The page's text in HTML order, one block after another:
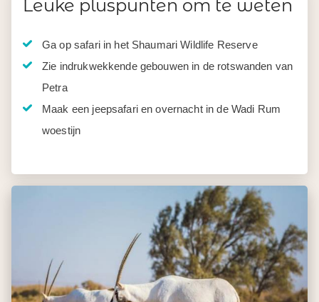
Leuke pluspunten om te weten
Ga op safari in het Shaumari Wildlife Reserve
Zie indrukwekkende gebouwen in de rotswanden van
Petra
Maak een jeepsafari en overnacht in de Wadi Rum
woestijn